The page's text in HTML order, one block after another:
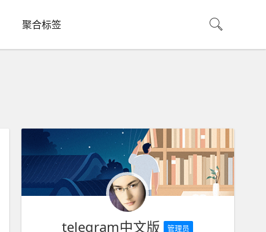
聚合标签
telegram中文版 管理员